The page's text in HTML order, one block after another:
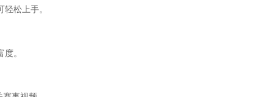
松上手。
。